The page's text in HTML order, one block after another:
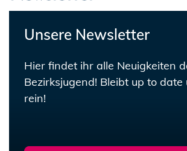
Unsere Newsletter
Hier findet ihr alle Neuigkeiten
Bezirksjugend! Bleibt up to
rein!